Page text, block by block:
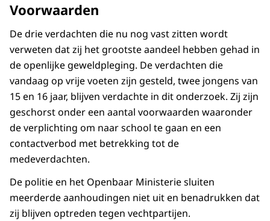
Voorwaarden
De drie verdachten die nu nog vast zitten wordt
verweten dat zij het grootste aandeel hebben gehad in
de openlijke geweldpleging. De verdachten die
vandaag op vrije voeten zijn gesteld, twee jongens van
15 en 16 jaar, blijven verdachte in dit onderzoek. Zij zijn
geschorst onder een aantal voorwaarden waaronder
de verplichting om naar school te gaan en een
contactverbod met betrekking tot de
medeverdachten.
De politie en het Openbaar Ministerie sluiten
meerderde aanhoudingen niet uit en benadrukken dat
zij blijven optreden tegen vechtpartijen.